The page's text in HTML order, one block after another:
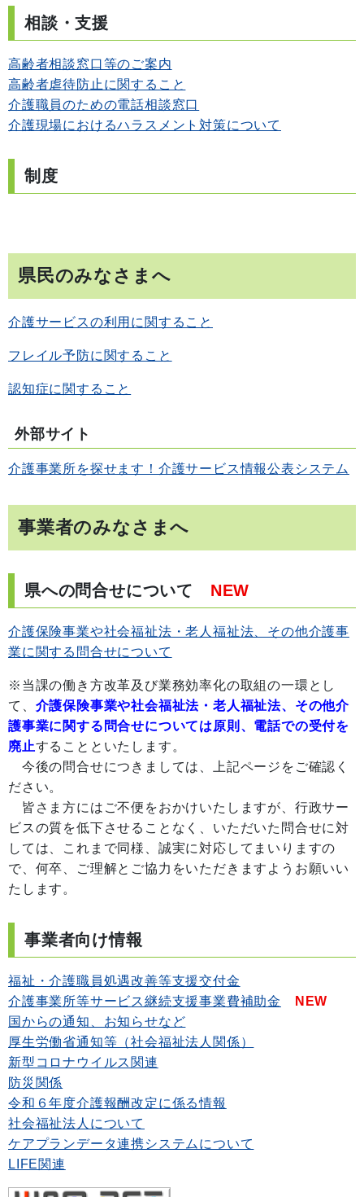
相談・支援
高齢者相談窓口等のご案内
高齢者虐待防止に関すること
介護職員のための電話相談窓口
介護現場におけるハラスメント対策について
制度
県民のみなさまへ
介護サービスの利用に関すること
フレイル予防に関すること
認知症に関すること
外部サイト
介護事業所を探せます！介護サービス情報公表システム
事業者のみなさまへ
県への問合せについて NEW
介護保険事業や社会福祉法・老人福祉法、その他介護事
業に関する問合せについて
※当課の働き方改革及び業務効率化の取組の一環とし
て、 介護保険事業や社会福祉法・老人福祉法、その他介
護事業に関する問合せについては原則、電話での受付を
廃止することといたします。
今後の問合せにつきましては、上記ページをご確認く
ださい。
皆さま方にはご不便をおかけいたしますが、行政サー
ビスの質を低下させることなく、いただいた問合せに対
しては、これまで同様、誠実に対応してまいりますの
で、何卒、ご理解とご協力をいただきますようお願いい
たします。
事業者向け情報
福祉・介護職員処遇改善等支援交付金
介護事業所等サービス継続支援事業費補助金
NEW
国からの通知、お知らせなど
厚生労働省通知等（社会福祉法人関係）
新型コロナウイルス関連
防災関係
令和６年度介護報酬改定に係る情報
社会福祉法人について
ケアプランデータ連携システムについて
LIFE関連